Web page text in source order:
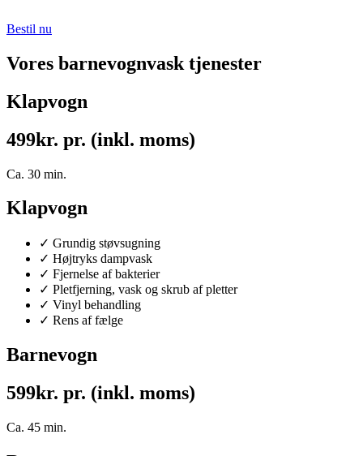
Bestil nu
Vores barnevognvask tjenester
Klapvogn
499kr. pr. (inkl. moms)
Ca. 30 min.
Klapvogn
✓ Grundig støvsugning
✓ Højtryks dampvask
✓ Fjernelse af bakterier
✓ Pletfjerning, vask og skrub af pletter
✓ Vinyl behandling
✓ Rens af fælge
Barnevogn
599kr. pr. (inkl. moms)
Ca. 45 min.